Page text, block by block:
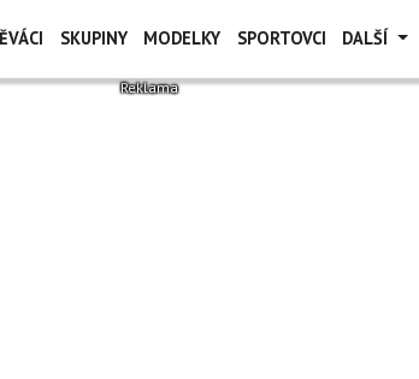
SKUPINY MODELKY SPORTOVCI DALŠÍ